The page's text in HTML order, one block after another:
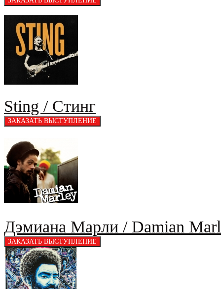
Sting / Стинг
Дэмиана Марли / Damian